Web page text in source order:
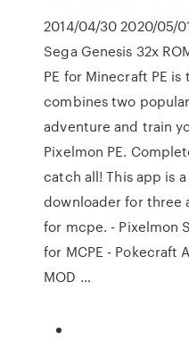
2014/04/30 2020/05/
Sega Genesis 32x
PE for Minecraft PE
combines two
adventure and train
Pixelmon PE.
catch all! This app is
downloader for three
for mcpe. - Pixelmon
for MCPE - Pokecraft
MOD …